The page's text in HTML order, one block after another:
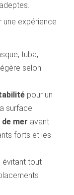
expérience
tuba,
selon
pour un
surface.
mer avant
forts et les
tout